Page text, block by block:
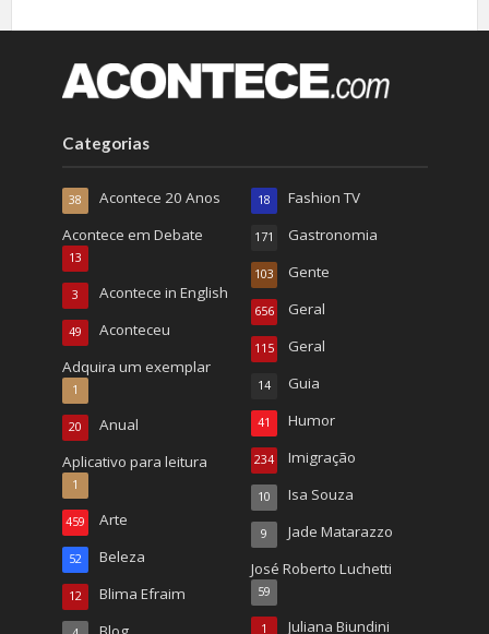
Categorias
Acontece 20 Anos
38
Acontece em Debate
13
Acontece in English
3
Aconteceu
49
Adquira um exemplar
1
Anual
20
Aplicativo para leitura
1
Arte
459
Beleza
52
Blima Efraim
12
Fashion TV
18
Gastronomia
171
Gente
103
Geral
656
Geral
115
Guia
14
Humor
41
Imigração
234
Isa Souza
10
Jade Matarazzo
9
José Roberto Luchetti
59
Juliana Biundini
1